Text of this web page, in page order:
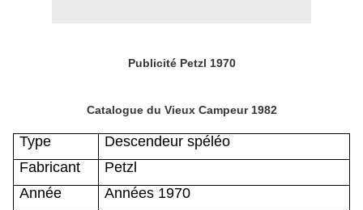
Publicité Petzl 1970
Catalogue du Vieux Campeur 1982
Type
Descendeur spéléo
Fabricant
Petzl
Année
Années 1970